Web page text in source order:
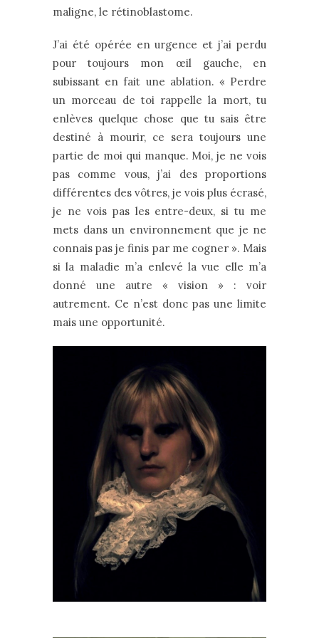
maligne, le rétinoblastome.
J’ai été opérée en urgence et j’ai perdu
pour toujours mon œil gauche, en
subissant en fait une ablation. « Perdre
un morceau de toi rappelle la mort, tu
enlèves quelque chose que tu sais être
destiné à mourir, ce sera toujours une
partie de moi qui manque. Moi, je ne vois
pas comme vous, j’ai des proportions
différentes des vôtres, je vois plus écrasé,
je ne vois pas les entre-deux, si tu me
mets dans un environnement que je ne
connais pas je finis par me cogner ». Mais
si la maladie m’a enlevé la vue elle m’a
donné une autre « vision » : voir
autrement. Ce n’est donc pas une limite
mais une opportunité.